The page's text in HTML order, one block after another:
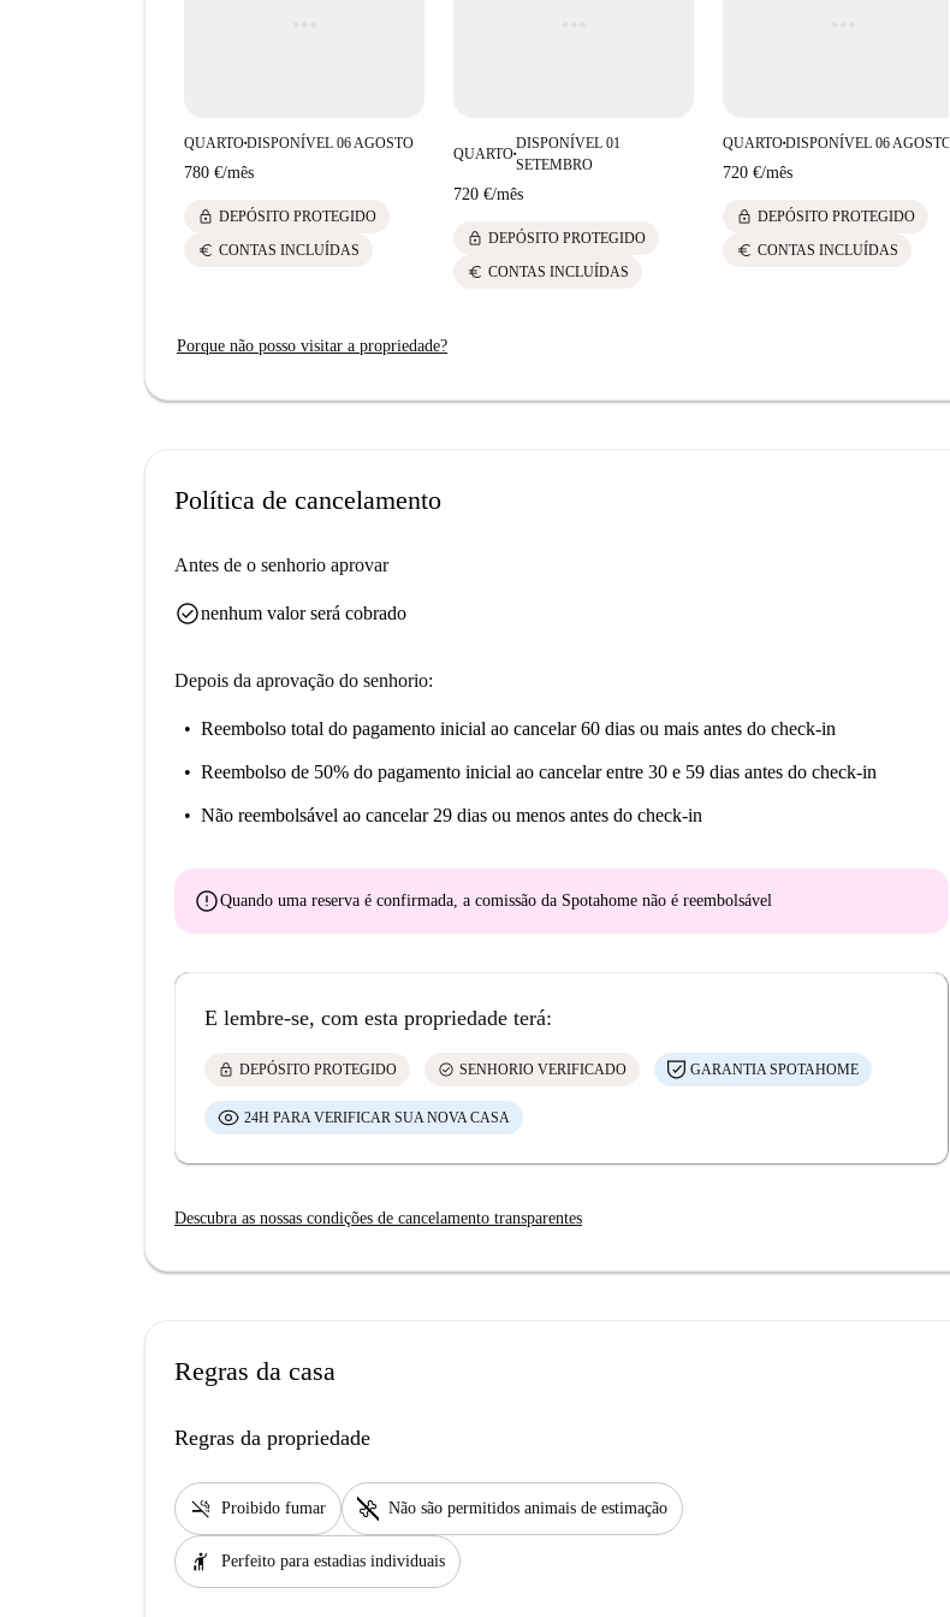
QUARTO■DISPONÍVEL 06 AGOSTO
780 €/mês
lock DEPÓSITO PROTEGIDO
euro CONTAS INCLUÍDAS
QUARTO■
DISPONÍVEL 01
SETEMBRO
720 €/mês
lock DEPÓSITO PROTEGIDO
euro CONTAS INCLUÍDAS
QUARTO■DISPONÍVEL 06 AGOSTO
720 €/mês
lock DEPÓSITO PROTEGIDO
euro CONTAS INCLUÍDAS
Porque não posso visitar a propriedade?
Política de cancelamento
Antes de o senhorio aprovar
check_circlenenhum valor será cobrado
Depois da aprovação do senhorio:
Reembolso total do pagamento inicial ao cancelar 60 dias ou mais antes do check-in
Reembolso de 50% do pagamento inicial ao cancelar entre 30 e 59 dias antes do check-in
Não reembolsável ao cancelar 29 dias ou menos antes do check-in
errorQuando uma reserva é confirmada, a comissão da Spotahome não é reembolsável
E lembre-se, com esta propriedade terá:
lock DEPÓSITO PROTEGIDO check_circle SENHORIO VERIFICADO GARANTIA SPOTAHOME
24H PARA VERIFICAR SUA NOVA CASA
Descubra as nossas condições de cancelamento transparentes
Regras da casa
Regras da propriedade
smoke_free Proibido fumar pet_supplies Não são permitidos animais de estimação
hail Perfeito para estadias individuais